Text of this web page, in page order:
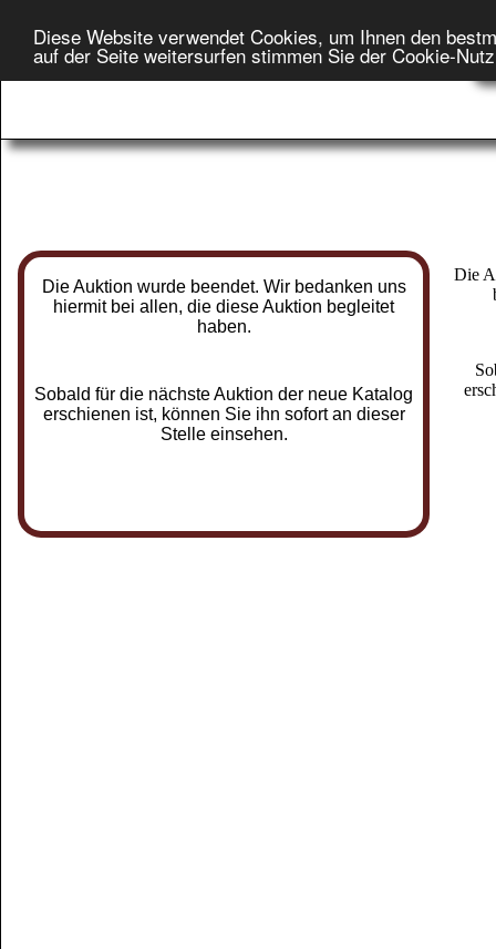
Diese Website verwendet Cookies, um Ihnen den
auf der Seite weitersurfen stimmen Sie der Cookie-
Die Auktion wurde beendet. Wir bedanken uns
hiermit bei allen, die diese Auktion begleitet
haben.
Sobald für die nächste Auktion der neue Katalog
erschienen ist, können Sie ihn sofort an dieser
Stelle einsehen.
Die